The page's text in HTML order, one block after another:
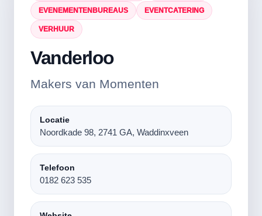
EVENEMENTENBUREAUS EVENTCATERING
VERHUUR
Vanderloo
Makers van Momenten
Locatie
Noordkade 98, 2741 GA, Waddinxveen
Telefoon
0182 623 535